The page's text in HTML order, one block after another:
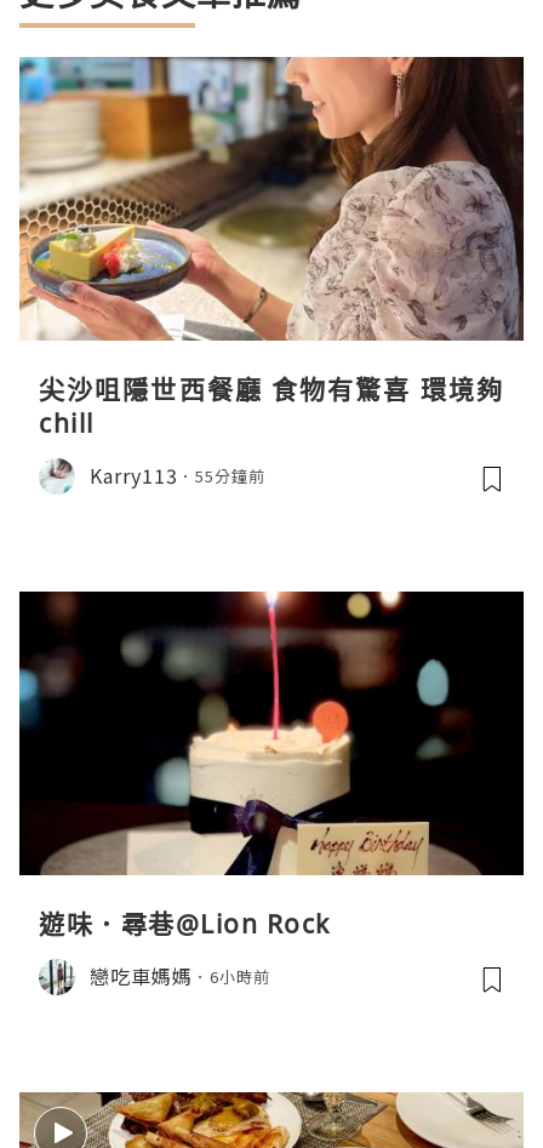
尖沙咀隱世西餐廳 食物有驚喜 環境夠
chill
Karry113 55分鐘前
遊味．尋巷@Lion Rock
戀吃車媽媽 6小時前